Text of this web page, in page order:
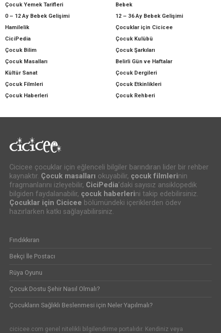
Çocuk Yemek Tarifleri
Bebek
0 – 12 Ay Bebek Gelişimi
12 – 36 Ay Bebek Gelişimi
Hamilelik
Çocuklar için Cicicee
CiciPedia
Çocuk Kulübü
Çocuk Bilim
Çocuk Şarkıları
Çocuk Masalları
Belirli Gün ve Haftalar
Kültür Sanat
Çocuk Dergileri
Çocuk Filmleri
Çocuk Etkinlikleri
Çocuk Haberleri
Çocuk Rehberi
Cicicee çocuklar için eğlenceli bilgiler barındıran lider bir rehber
kaynaktır. Çocuk masalları okuyabilir, çocuk filmlerinin
fragmanlarını izleyebilir, CiciPedia’daki sayısız ansiklopedik
bilgiden faydalanabilir, çocuk haberlerini takip edebilirsiniz.
Çocuklar için Cicicee bölümündeki içeriklerden ödev
hazırlarken katkı sağlayabilirsiniz.
Fındıkkıran
Bekçi İle Postacı
Rüya Oyunu
Çocuk Dostu Şehir Nasıl Olmalı?
Çocukların Sağlıklı Beslenmesi için Neler Yapılmalı?
cicicee.com genel nitelikli bilgilendirme portalıdır. Kendiniz veya